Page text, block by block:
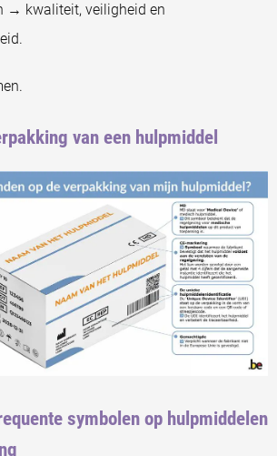
→ kwaliteit, veiligheid en
van een hulpmiddel
symbolen op hulpmiddelen